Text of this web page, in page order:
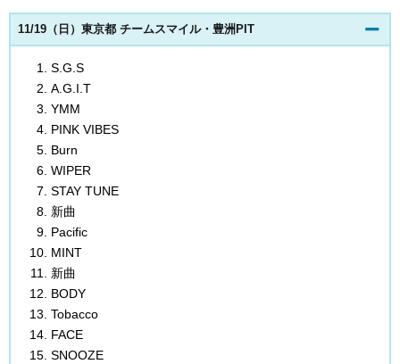
11/19（日）東京都 チームスマイル・豊洲PIT
S.G.S
A.G.I.T
YMM
PINK VIBES
Burn
WIPER
STAY TUNE
新曲
Pacific
MINT
新曲
BODY
Tobacco
FACE
SNOOZE